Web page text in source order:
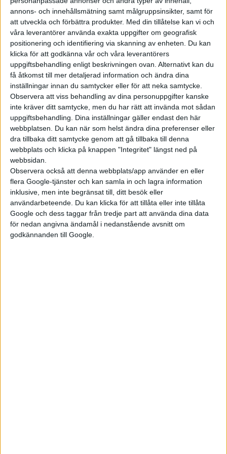
annons- och innehållsmätning samt målgruppsinsikter, samt för
att utveckla och förbättra produkter. Med din tillåtelse kan vi och
våra leverantörer använda exakta uppgifter om geografisk
positionering och identifiering via skanning av enheten. Du kan
klicka för att godkänna vår och våra leverantörers
uppgiftsbehandling enligt beskrivningen ovan. Alternativt kan du
få åtkomst till mer detaljerad information och ändra dina
inställningar innan du samtycker eller för att neka samtycke.
Observera att viss behandling av dina personuppgifter kanske
inte kräver ditt samtycke, men du har rätt att invända mot sådan
uppgiftsbehandling. Dina inställningar gäller endast den här
webbplatsen. Du kan när som helst ändra dina preferenser eller
dra tillbaka ditt samtycke genom att gå tillbaka till denna
webbplats och klicka på knappen "Integritet" längst ned på
webbsidan.
Observera också att denna webbplats/app använder en eller
flera Google-tjänster och kan samla in och lagra information
inklusive, men inte begränsat till, ditt besök eller
användarbeteende. Du kan klicka för att tillåta eller inte tillåta
Google och dess taggar från tredje part att använda dina data
för nedan angivna ändamål i nedanstående avsnitt om
godkännanden till Google.
-Vi behöver ett politiskt fokus på att stärka elbilsmarknaden
på kort sikt och stödja konsumenterna medan motvinden är
stark: infrastrukturen är fortfarande omogen, tullar hotar och
levnadskostnaderna är höga, säger Fords brittiska chef Lisa
Branking i ett uttalande.
Andra toner kommer däremot från Toyota. Enligt den japanska
tillverkaren betyder ett uppskjutande av fossilbilsförbudet att
både marknaden och konsumenter får mer tid att anpassa sig.